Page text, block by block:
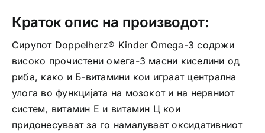
Краток опис на производот:
Сирупот Doppelherz® Kinder Omega-3 содржи
високо прочистени омега-3 масни киселини од
риба, како и Б-витамини кои играат централна
улога во функцијата на мозокот и на нервниот
систем, витамин Е и витамин Ц кои
придонесуваат за го намалуваат оксидативниот